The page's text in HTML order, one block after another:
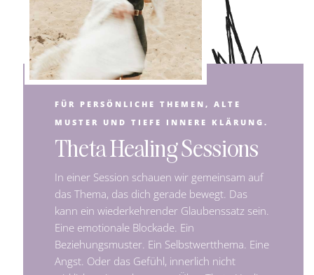
FÜR PERSÖNLICHE THEMEN, ALTE
MUSTER UND TIEFE INNERE KLÄRUNG.
Theta Healing Sessions
In einer Session schauen wir gemeinsam auf
das Thema, das dich gerade bewegt. Das
kann ein wiederkehrender Glaubenssatz sein.
Eine emotionale Blockade. Ein
Beziehungsmuster. Ein Selbstwertthema. Eine
Angst. Oder das Gefühl, innerlich nicht